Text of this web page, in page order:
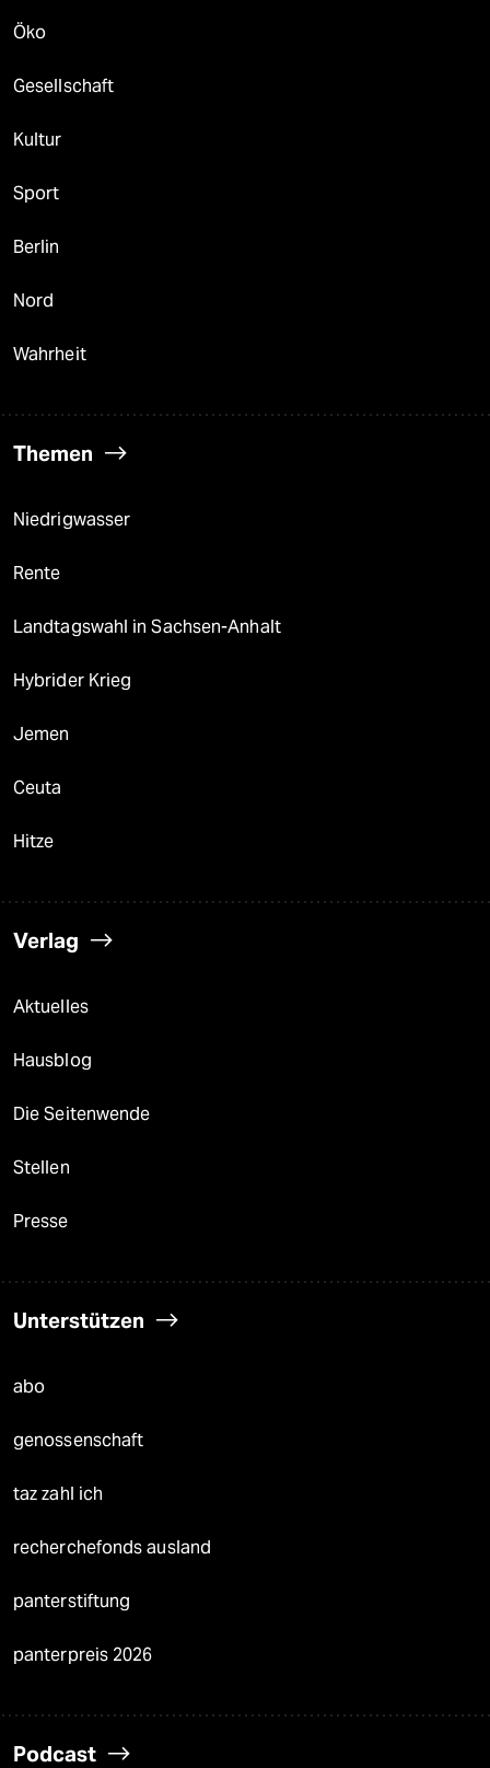
Öko
Gesellschaft
Kultur
Sport
Berlin
Nord
Wahrheit
Themen
Niedrigwasser
Rente
Landtagswahl in Sachsen-Anhalt
Hybrider Krieg
Jemen
Ceuta
Hitze
Verlag
Aktuelles
Hausblog
Die Seitenwende
Stellen
Presse
Unterstützen
abo
genossenschaft
taz zahl ich
recherchefonds ausland
panterstiftung
panterpreis 2026
Podcast